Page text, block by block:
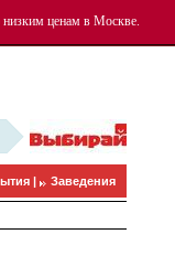
низким ценам в Москве.
| Заведения